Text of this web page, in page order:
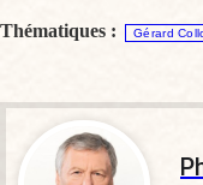
Thématiques : Gérard